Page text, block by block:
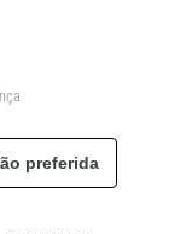
preferida